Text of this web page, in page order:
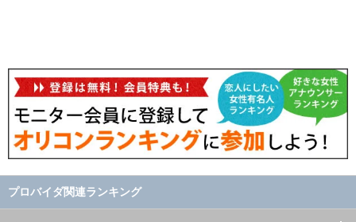
プロバイダ関連ランキング